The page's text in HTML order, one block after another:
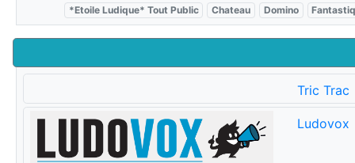
*Etoile Ludique* Tout Public Chateau Domino
Tric Trac
Ludovox